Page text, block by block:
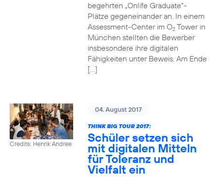
begehrten „Onlife Graduate“-
Plätze gegeneinander an. In einem
Assessment-Center im O2Tower in
München stellten die Bewerber
insbesondere ihre digitalen
Fähigkeiten unter Beweis. Am Ende
[…]
Credits: Henrik Andree
04. August 2017
THINK BIG TOUR 2017:
Schüler setzen sich
mit digitalen Mitteln
für Toleranz und
Vielfalt ein